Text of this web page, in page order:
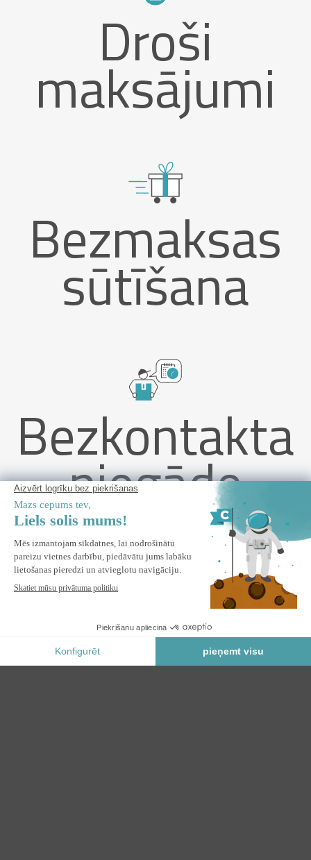
Droši
maksājumi
Bezmaksas
sūtīšana
Bezkontakta
piegāde
FAZZIO 4m x 3m balta motorizēta markīze ar bēšu audumu un
griestu stiprinājumu
PIEVIENOT GROZAM
Drošs Maksājums